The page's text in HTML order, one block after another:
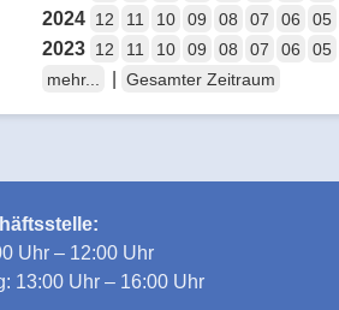
2024 12 11 10 09 08 07 06 05
2023 12 11 10 09 08 07 06 05
mehr...
Gesamter Zeitraum
Uhr – 12:00 Uhr
13:00 Uhr – 16:00 Uhr